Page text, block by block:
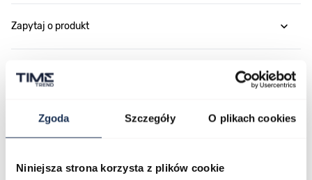
Zgoda Szczegóły O plikach cookies
Niniejsza strona korzysta z plików cookie
Zapytaj o produkt
Płatność i dostawa
Najczęściej kupowane